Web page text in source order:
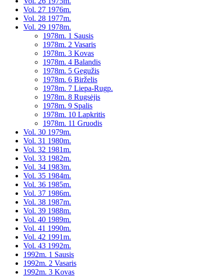
Vol. 27 1976m.
Vol. 28 1977m.
Vol. 29 1978m.
1978m. 1 Sausis
1978m. 2 Vasaris
1978m. 3 Kovas
1978m. 4 Balandis
1978m. 5 Gegužis
1978m. 6 Birželis
1978m. 7 Liepa-Rugp.
1978m. 8 Rugsėjis
1978m. 9 Spalis
1978m. 10 Lapkritis
1978m. 11 Gruodis
Vol. 30 1979m.
Vol. 31 1980m.
Vol. 32 1981m.
Vol. 33 1982m.
Vol. 34 1983m.
Vol. 35 1984m.
Vol. 36 1985m.
Vol. 37 1986m.
Vol. 38 1987m.
Vol. 39 1988m.
Vol. 40 1989m.
Vol. 41 1990m.
Vol. 42 1991m.
Vol. 43 1992m.
1992m. 1 Sausis
1992m. 2 Vasaris
1992m. 3 Kovas